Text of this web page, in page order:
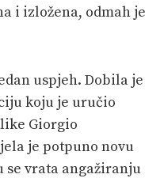
i izložena, odmah je
uspjeh. Dobila je
koju je uručio
Giorgio
je potpuno novu
vrata angažiranju